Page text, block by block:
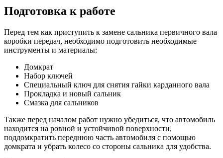
Подготовка к работе
Перед тем как приступить к замене сальника первичного вала
коробки передач, необходимо подготовить необходимые
инструменты и материалы:
Домкрат
Набор ключей
Специальный ключ для снятия гайки карданного вала
Прокладка и новый сальник
Смазка для сальников
Также перед началом работ нужно убедиться, что автомобиль
находится на ровной и устойчивой поверхности,
поддомкратить переднюю часть автомобиля с помощью
домкрата и убрать колесо со стороны сальника для удобства.